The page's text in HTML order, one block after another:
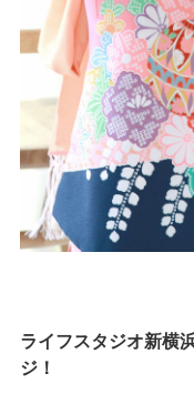
ライフスタジオ新横
ジ！